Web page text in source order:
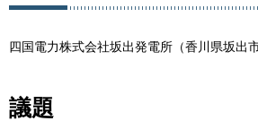
四国電力株式会社坂出発電所（香川県坂出
議題